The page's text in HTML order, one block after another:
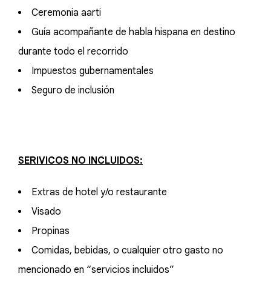
Ceremonia aarti
Guía acompañante de habla hispana en destino
durante todo el recorrido
Impuestos gubernamentales
Seguro de inclusión
SERIVICOS NO INCLUIDOS:
Extras de hotel y/o restaurante
Visado
Propinas
Comidas, bebidas, o cualquier otro gasto no
mencionado en “servicios incluidos”